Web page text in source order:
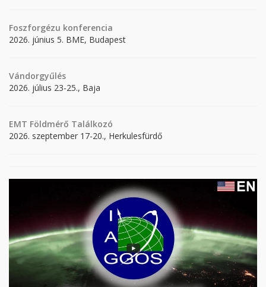
Foszforgézu konferencia
2026. június 5. BME, Budapest
Vándorgyűlés
2026. július 23-25., Baja
EMT Földmérő Találkozó
2026. szeptember 17-20., Herkulesfürdő